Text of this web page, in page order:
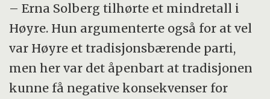
– Erna Solberg tilhørte et mindretall i
Høyre. Hun argumenterte også for at vel
var Høyre et tradisjonsbærende parti,
men her var det åpenbart at tradisjonen
kunne få negative konsekvenser for